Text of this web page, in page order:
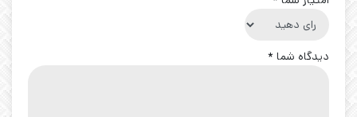
دیدگاه شما *